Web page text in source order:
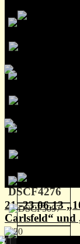
21.-23.06.13
Carlsfeld“ und